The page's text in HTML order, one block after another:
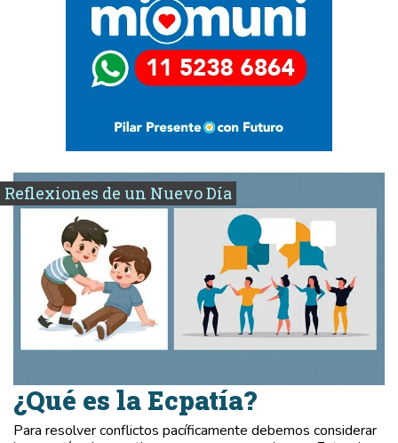
Reflexiones de un Nuevo Día
¿Qué es la Ecpatía?
Para resolver conflictos pacíficamente debemos considerar